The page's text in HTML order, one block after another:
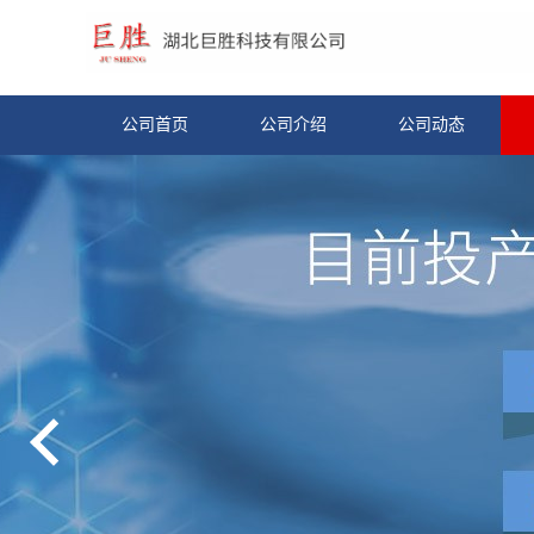
公司首页 公司介绍 公司动态